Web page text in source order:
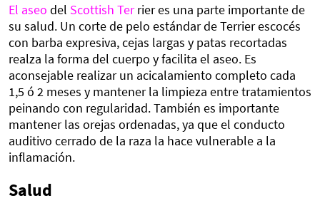
El aseo del Scottish Terrier es una parte importante de
su salud. Un corte de pelo estándar de Terrier escocés
con barba expresiva, cejas largas y patas recortadas
realza la forma del cuerpo y facilita el aseo. Es
aconsejable realizar un acicalamiento completo cada
1,5 ó 2 meses y mantener la limpieza entre tratamientos
peinando con regularidad. También es importante
mantener las orejas ordenadas, ya que el conducto
auditivo cerrado de la raza la hace vulnerable a la
inflamación.
Salud